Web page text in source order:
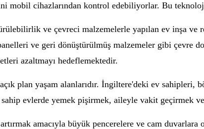
mobil cihazlarından kontrol edebiliyorlar. Bu
ve çevreci malzemelerle yapılan ev inşa ve
ve geri dönüştürülmüş malzemeler gibi çevre
azaltmayı hedeflemektedir.
plan yaşam alanlarıdır. İngiltere'deki ev
evlerde yemek pişirmek, aileyle vakit geçirmek
artırmak amacıyla büyük pencerelere ve cam